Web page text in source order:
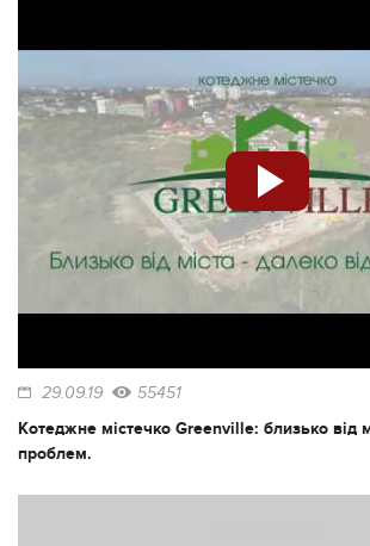
29.09.19 55451
Котеджне містечко Greenville: близько від
проблем.